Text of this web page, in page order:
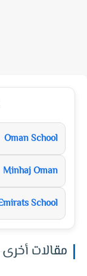
Oman School
Minhaj Oman
Emirats School
مقالات أخرى